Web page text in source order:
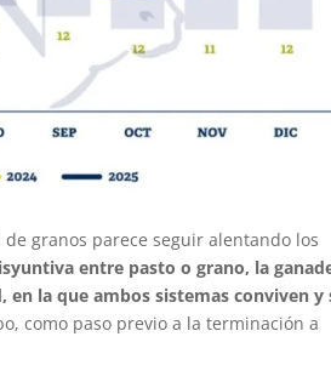
granos parece seguir alentando los
entre pasto o grano, la
la que ambos sistemas conviven y
como paso previo a la terminación a